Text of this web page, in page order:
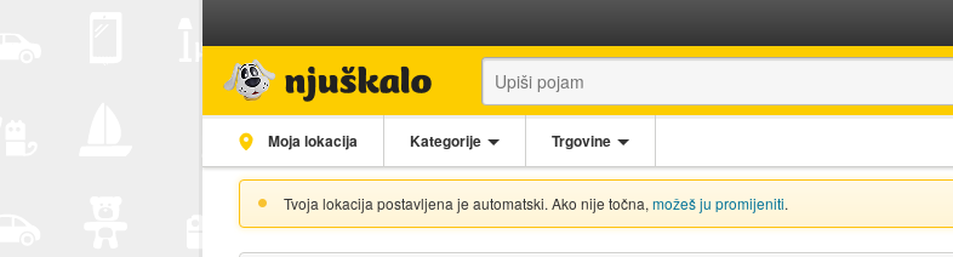
Moja lokacija Kategorije Trgovine
Tvoja lokacija postavljena je automatski. Ako nije točna, možeš ju promijeniti.